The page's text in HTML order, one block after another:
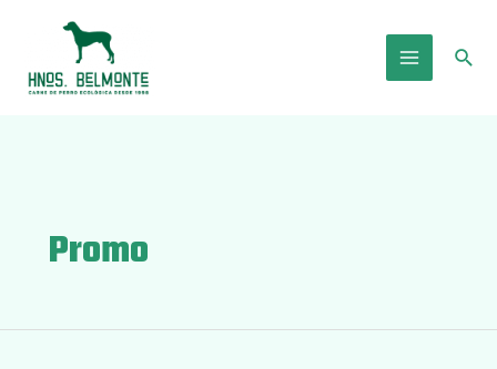
Main
Promo